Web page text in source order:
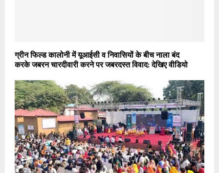
ग्रीन फिल्ड कालोनी में यूआईसी व निवासियों के बीच नाला बंद
करके जबरन चारदीवारी करने पर जबरदस्त विवाद: देखिए वीडियो